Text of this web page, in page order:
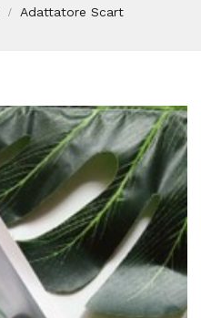
Adattatore Scart